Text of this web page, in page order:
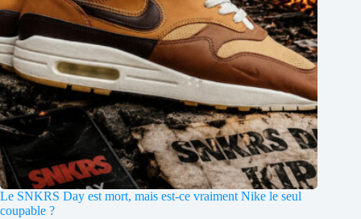
Le SNKRS Day est mort, mais est-ce vraiment Nike le seul
coupable ?